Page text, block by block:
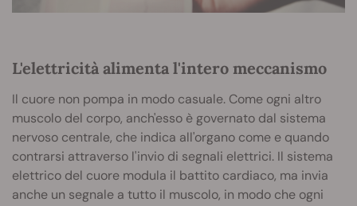
L'elettricità alimenta l'intero meccanismo
Il cuore non pompa in modo casuale. Come ogni altro
muscolo del corpo, anch'esso è governato dal sistema
nervoso centrale, che indica all'organo come e quando
contrarsi attraverso l'invio di segnali elettrici. Il sistema
elettrico del cuore modula il battito cardiaco, ma invia
anche un segnale a tutto il muscolo, in modo che ogni